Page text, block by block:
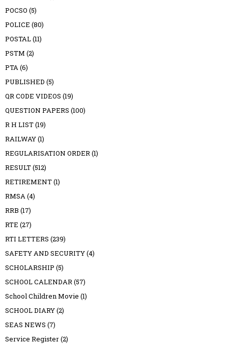
POCSO (5)
POLICE (80)
POSTAL(11)
PSTM (2)
PTA(6)
PUBLISHED (5)
QR CODE VIDEOS (19)
QUESTION PAPERS (100)
R H LIST(19)
RAILWAY(1)
REGULARISATION ORDER(1)
RESULT(512)
RETIREMENT(1)
RMSA(4)
RRB (17)
RTE (27)
RTI LETTERS (239)
SAFETY AND SECURITY(4)
SCHOLARSHIP (5)
SCHOOL CALENDAR(57)
School Children Movie (1)
SCHOOL DIARY(2)
SEAS NEWS (7)
Service Register(2)